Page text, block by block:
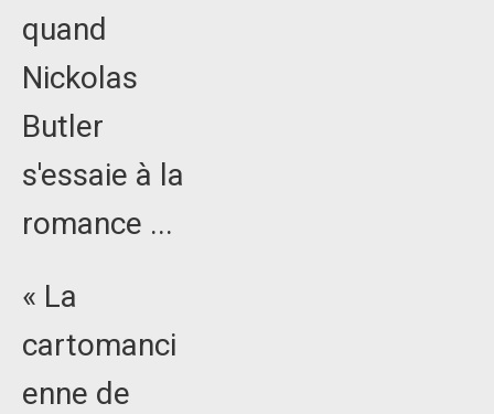
quand
Nickolas
Butler
s'essaie à la
romance ...
« La
cartomanci
enne de